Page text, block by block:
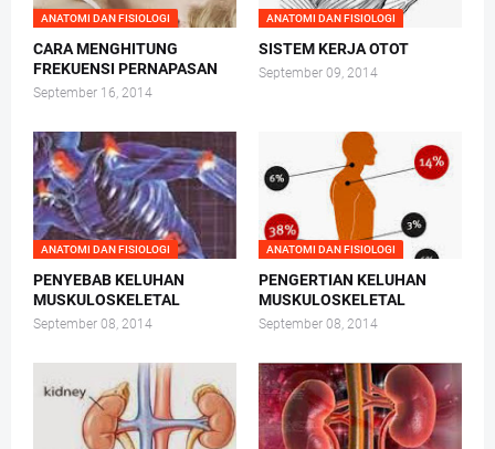
ANATOMI DAN FISIOLOGI
CARA MENGHITUNG
FREKUENSI PERNAPASAN
September 16, 2014
ANATOMI DAN FISIOLOGI
SISTEM KERJA OTOT
September 09, 2014
ANATOMI DAN FISIOLOGI
PENYEBAB KELUHAN
MUSKULOSKELETAL
September 08, 2014
ANATOMI DAN FISIOLOGI
PENGERTIAN KELUHAN
MUSKULOSKELETAL
September 08, 2014